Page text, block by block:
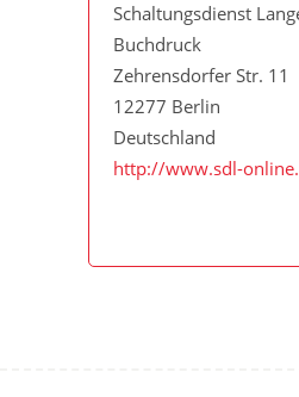
Schaltungsdienst
Buchdruck
Zehrensdorfer Str. 11
12277 Berlin
Deutschland
http://www.sdl-